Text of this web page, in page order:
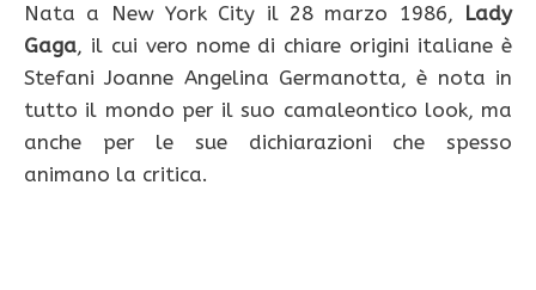
Nata a New York City il 28 marzo 1986, Lady
Gaga, il cui vero nome di chiare origini italiane è
Stefani Joanne Angelina Germanotta, è nota in
tutto il mondo per il suo camaleontico look, ma
anche per le sue dichiarazioni che spesso
animano la critica.